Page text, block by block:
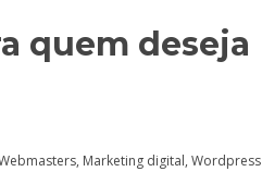
quem deseja
, Marketing digital, Wordpress